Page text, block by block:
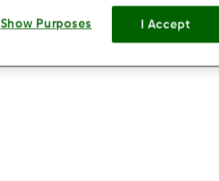
zarejestruj sięaby dodawać
komentarze
Show Purposes I Accept